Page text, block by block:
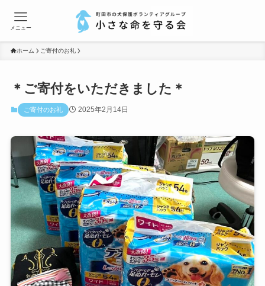
メニュー
ホーム ご寄付のお礼
＊ご寄付をいただきました＊
ご寄付のお礼 2025年2月14日